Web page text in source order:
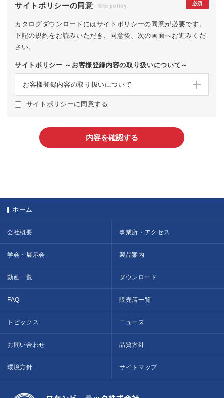
サイトポリシーの同意 Site policy 必須
カタログダウンロードにはサイトポリシーの同意が必要です。
下記の規約をお読みいただき、同意後、次の画面へお進みくだ
さい。
サイトポリシー ～お客様登録内容の取り扱いについて～
お客様登録内容の取り扱いについて
サイトポリシーに同意する
内容を確認する
ホーム
会社概要 事業所・アクセス
学会・展示会 製品案内
動画一覧 ダウンロード
FAQ 販売店一覧
トピックス ニュース
お問い合わせ 品質方針
環境方針 サイトマップ